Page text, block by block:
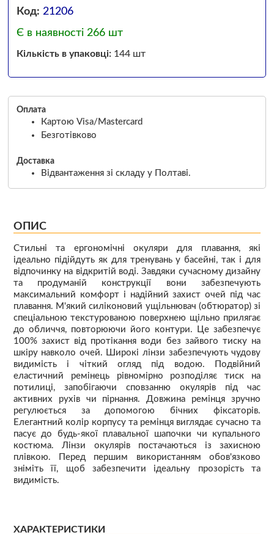
Код: 21206
Є в наявності 266 шт
Кількість в упаковці:144 шт
Оплата
Картою Visa/Mastercard
Безготівково
Доставка
Відвантаження зі складу у Полтаві.
ОПИС
Стильні та ергономічні окуляри для плавання, які
ідеально підійдуть як для тренувань у басейні, так і для
відпочинку на відкритій воді. Завдяки сучасному дизайну
та продуманій конструкції вони забезпечують
максимальний комфорт і надійний захист очей під час
плавання. М'який силіконовий ущільнювач (обтюратор) зі
спеціальною текстурованою поверхнею щільно прилягає
до обличчя, повторюючи його контури. Це забезпечує
100% захист від протікання води без зайвого тиску на
шкіру навколо очей. Широкі лінзи забезпечують чудову
видимість і чіткий огляд під водою. Подвійний
еластичний ремінець рівномірно розподіляє тиск на
потилиці, запобігаючи сповзанню окулярів під час
активних рухів чи пірнання. Довжина ремінця зручно
регулюється за допомогою бічних фіксаторів.
Елегантний колір корпусу та ремінця виглядає сучасно та
пасує до будь-якої плавальної шапочки чи купального
костюма. Лінзи окулярів постачаються із захисною
плівкою. Перед першим використанням обов'язково
зніміть її, щоб забезпечити ідеальну прозорість та
видимість.
ХАРАКТЕРИСТИКИ